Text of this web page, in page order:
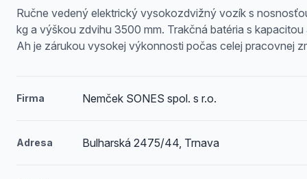
Ručne vedený elektrický vysokozdvižný vozík s
kg a výškou zdvihu 3500 mm. Trakčná batéria s kapacitou
Ah je zárukou vysokej výkonnosti počas celej pracovnej
Firma Nemček SONES spol. s r.o.
Adresa Bulharská 2475/44, Trnava